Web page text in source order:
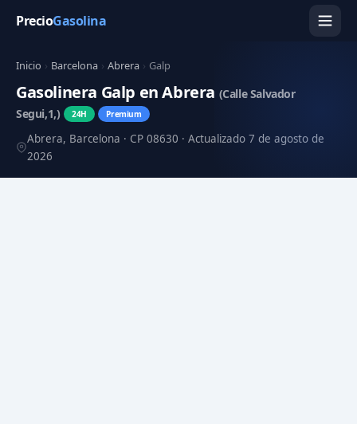
PrecioGasolina
Inicio › Barcelona › Abrera › Galp
Gasolinera Galp en Abrera (Calle Salvador
Segui,1,)
24H Premium
Abrera, Barcelona · CP 08630 · Actualizado 7 de agosto de
2026